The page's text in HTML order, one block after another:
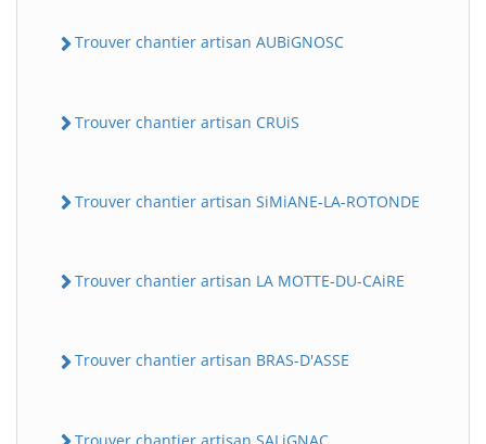
Trouver chantier artisan AUBiGNOSC
Trouver chantier artisan CRUiS
Trouver chantier artisan SiMiANE-LA-ROTONDE
Trouver chantier artisan LA MOTTE-DU-CAiRE
Trouver chantier artisan BRAS-D'ASSE
Trouver chantier artisan SALiGNAC